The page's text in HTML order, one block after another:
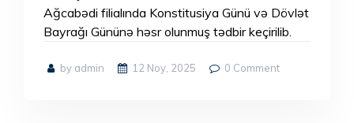
Ağcabədi filialında Konstitusiya Günü və Dövlət
Bayrağı Gününə həsr olunmuş tədbir keçirilib.
by admin 12 Noy, 2025 0 Comment